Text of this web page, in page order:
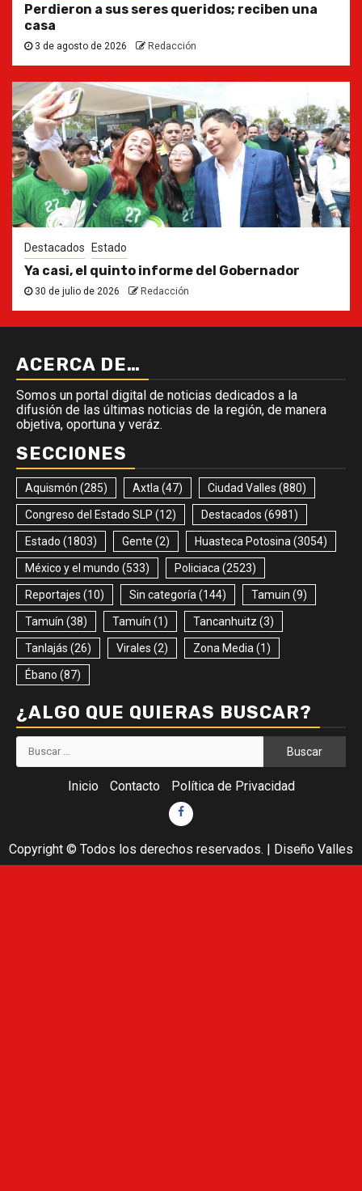
Perdieron a sus seres queridos; reciben una
casa
3 de agosto de 2026 Redacción
Destacados Estado
Ya casi, el quinto informe del Gobernador
30 de julio de 2026 Redacción
ACERCA DE…
Somos un portal digital de noticias dedicados a la
difusión de las últimas noticias de la región, de manera
objetiva, oportuna y veráz.
SECCIONES
Aquismón (285) Axtla (47) Ciudad Valles (880)
Congreso del Estado SLP (12) Destacados (6981)
Estado (1803) Gente (2) Huasteca Potosina (3054)
México y el mundo (533) Policiaca (2523)
Reportajes (10) Sin categoría (144) Tamuin (9)
Tamuín (38) Tamuín (1) Tancanhuitz (3)
Tanlajás (26) Virales (2) Zona Media (1)
Ébano (87)
¿ALGO QUE QUIERAS BUSCAR?
Buscar:
Inicio Contacto Política de Privacidad
Facebook
Copyright © Todos los derechos reservados. | Diseño Valles